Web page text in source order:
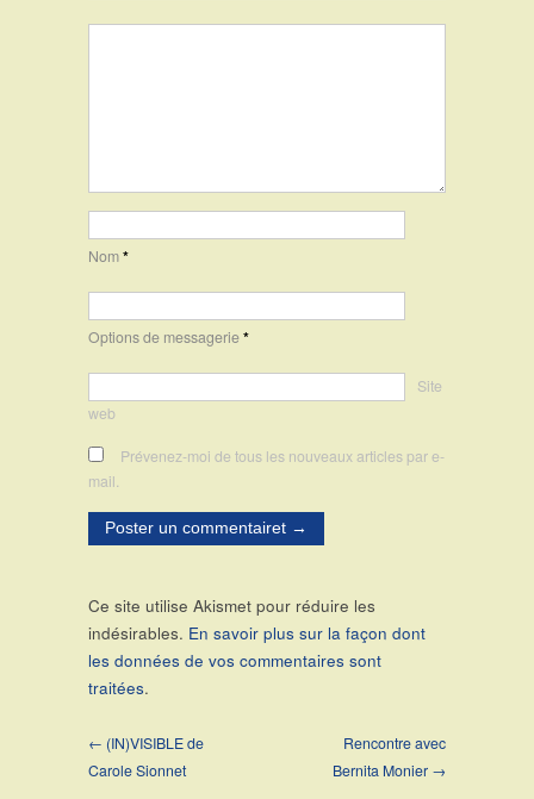
Nom*
Options de messagerie*
Site
web
Prévenez-moi de tous les nouveaux articles par e-
mail.
Ce site utilise Akismet pour réduire les
indésirables. En savoir plus sur la façon dont
les données de vos commentaires sont
traitées.
← (IN)VISIBLE de
Carole Sionnet
Rencontre avec
Bernita Monier →